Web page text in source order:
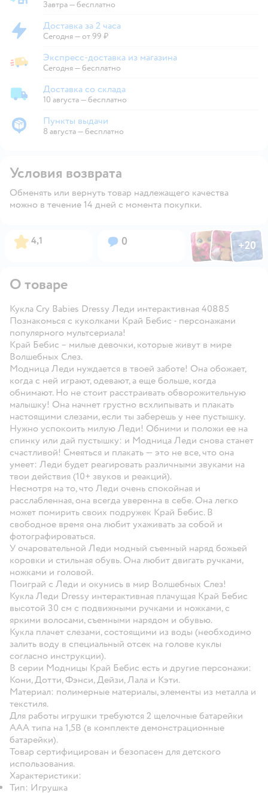
Привезти в магазин
Завтра—бесплатно
Доставка за 2 часа
Доставка за 2 часа
Сегодня—от 99 ₽
Экспресс-доставка из магазина
Экспресс-доставка из магазина
Сегодня—бесплатно
Доставка со склада
Доставка со склада
10 августа—бесплатно
Пункты выдачи
Пункты выдачи
8 августа—бесплатно
Условия возврата
Обменять или вернуть товар надлежащего качества
можно в течение 14 дней с момента покупки.
Рейтинг:
4,1 Вопросов:
0 ФотоФотоФото
+20
Открыть
О товаре
Кукла Cry Babies Dressy Леди интерактивная 40885
Познакомься с куколками Край Бебис - персонажами
популярного мультсериала!
Край Бебис – милые девочки, которые живут в мире
Волшебных Слез.
Модница Леди нуждается в твоей заботе! Она обожает,
когда с ней играют, одевают, а еще больше, когда
обнимают. Но не стоит расстраивать обворожительную
малышку! Она начнет грустно всхлипывать и плакать
настоящими слезами, если ты заберешь у нее пустышку.
Нужно успокоить милую Леди! Обними и положи ее на
спинку или дай пустышку: и Модница Леди снова станет
счастливой! Смеяться и плакать — это не все, что она
умеет: Леди будет реагировать различными звуками на
твои действия (10+ звуков и реакций).
Несмотря на то, что Леди очень спокойная и
расслабленная, она всегда уверенна в себе. Она легко
может помирить своих подружек Край Бебис. В
свободное время она любит ухаживать за собой и
фотографироваться.
У очаровательной Леди модный съемный наряд божьей
коровки и стильная обувь. Она любит двигать ручками,
ножками и головой.
Поиграй с Леди и окунись в мир Волшебных Слез!
Кукла Леди Dressy интерактивная плачущая Край Бебис
высотой 30 см с подвижными ручками и ножками, с
яркими волосами, съемными нарядом и обувью.
Кукла плачет слезами, состоящими из воды (необходимо
залить воду в специальный отсек на голове куклы
согласно инструкции).
В серии Модницы Край Бебис есть и другие персонажи:
Кони, Дотти, Фэнси, Дейзи, Лала и Кэти.
Материал: полимерные материалы, элементы из металла и
текстиля.
Для работы игрушки требуются 2 щелочные батарейки
ААА типа на 1,5В (в комплекте демонстрационные
батарейки).
Товар сертифицирован и безопасен для детского
использования.
Характеристики:
Тип: Игрушка